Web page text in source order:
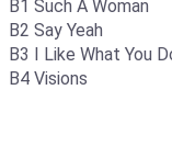
B1 Such A Woman
B2 Say Yeah
B3 I Like What You
B4 Visions